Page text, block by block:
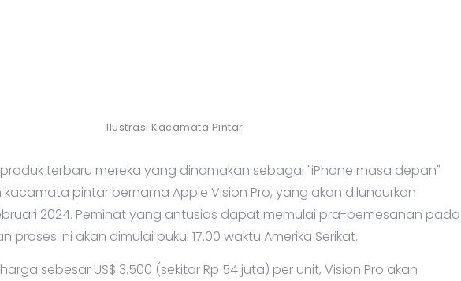
Ilustrasi Kacamata Pintar
terbaru mereka yang dinamakan sebagai "iPhone masa depan"
pintar bernama Apple Vision Pro, yang akan diluncurkan
2024. Peminat yang antusias dapat memulai pra-pemesanan pada
proses ini akan dimulai pukul 17.00 waktu Amerika Serikat.
sebesar US$ 3.500 (sekitar Rp 54 juta) per unit, Vision Pro akan